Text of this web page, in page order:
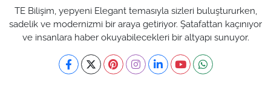
TE Bilişim, yepyeni Elegant temasıyla sizleri buluştururken,
sadelik ve modernizmi bir araya getiriyor. Şatafattan kaçınıyor
ve insanlara haber okuyabilecekleri bir altyapı sunuyor.